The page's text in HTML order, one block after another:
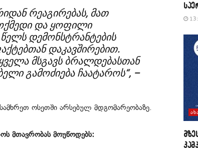
რეაგირებას, მათ
და ყოფილი
დემონსტრანტების
დაკავშირებით.
მსგავს ბრალდებასთან
გამოძიება ჩაატაროს“, –
ოსეთში არსებულ მდგომარეობაზე.
მთავრობას მოუწოდებს: